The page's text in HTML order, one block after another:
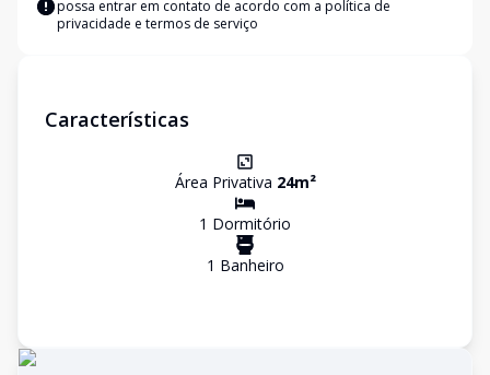
possa entrar em contato de acordo com a política de
privacidade e termos de serviço
Características
Área Privativa 24m²
1 Dormitório
1 Banheiro